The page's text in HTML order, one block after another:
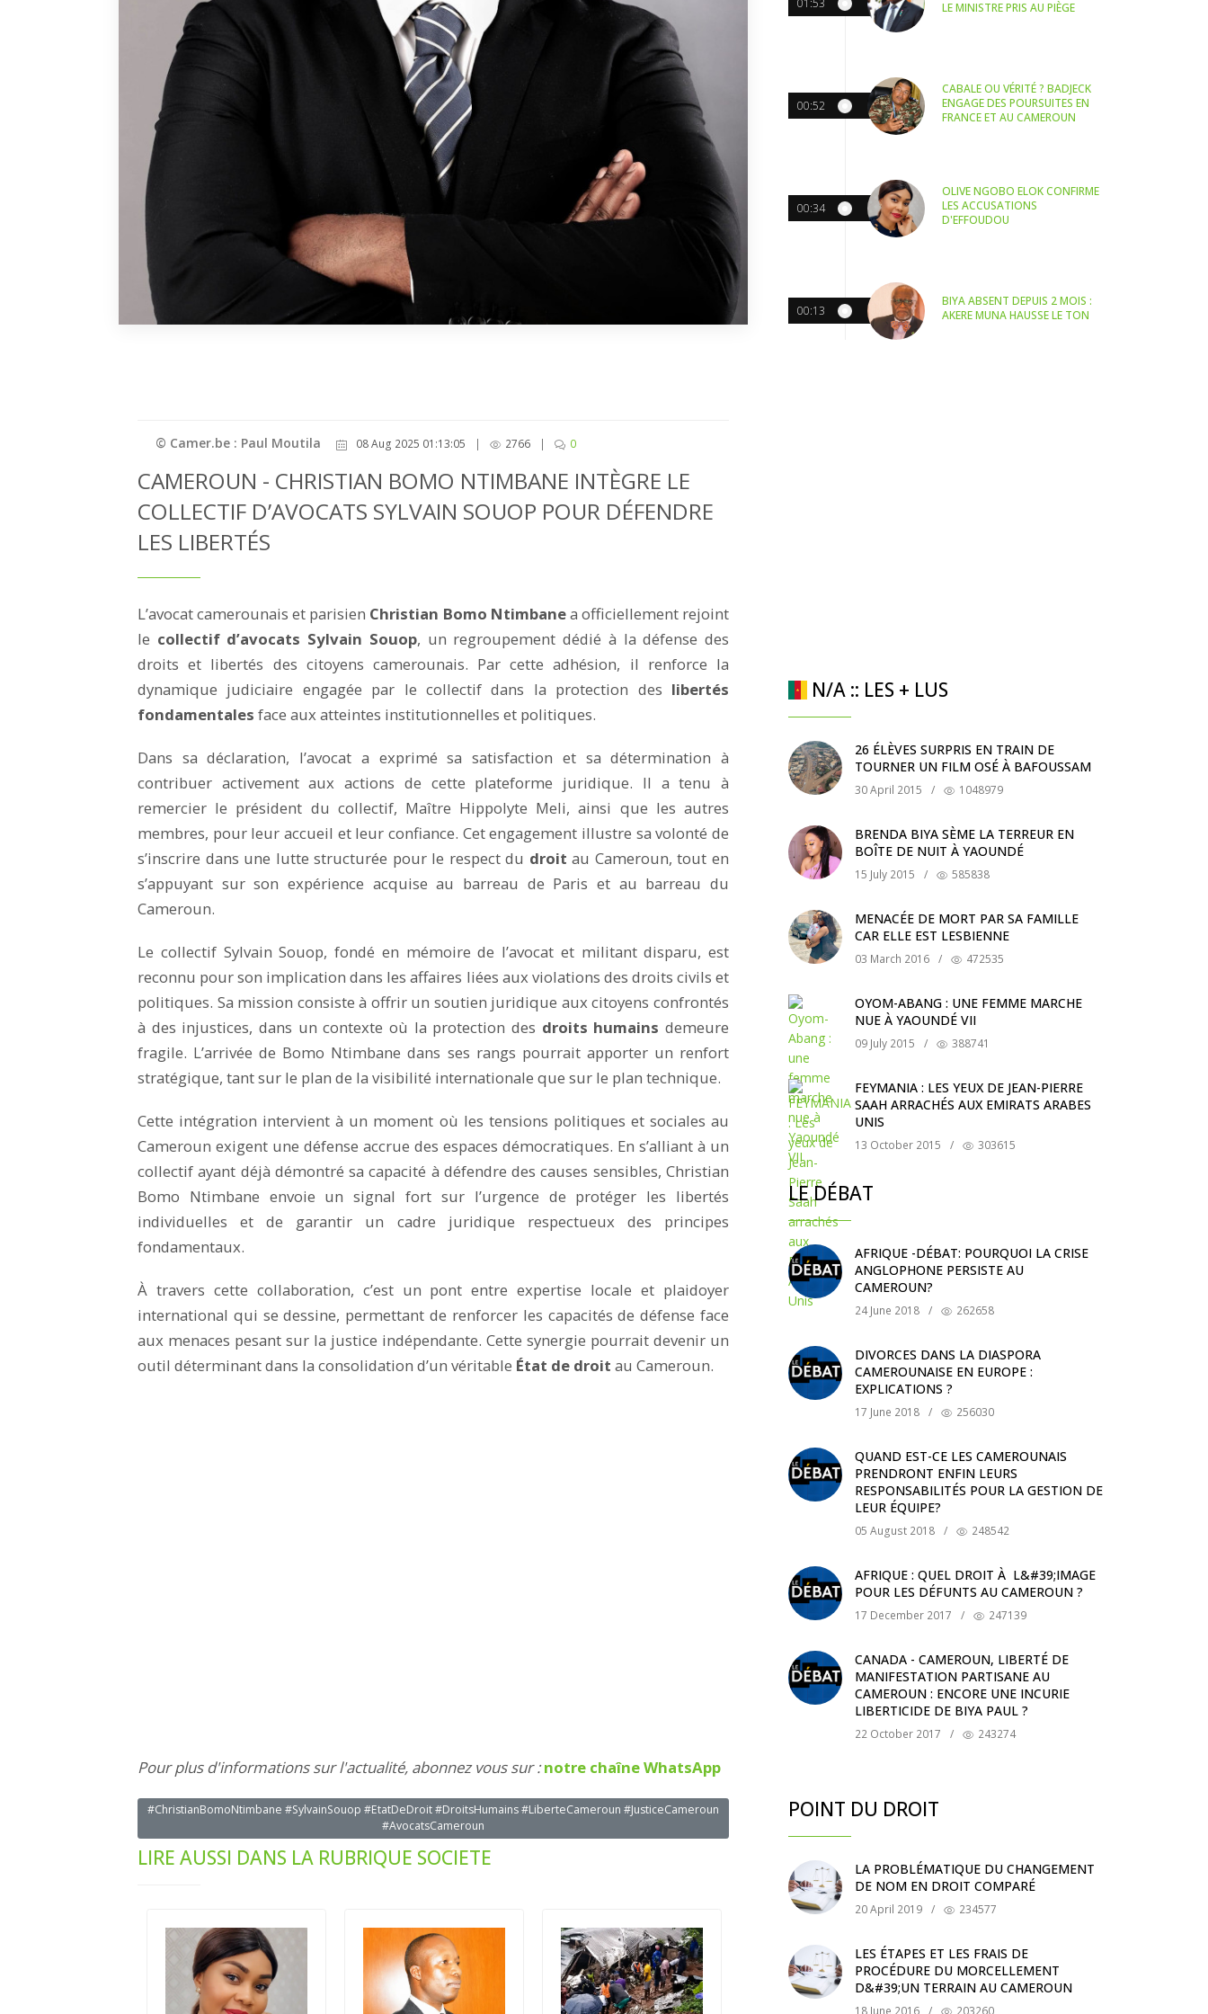
© Camer.be : Paul Moutila 08 Aug 2025 01:13:05 | 2766 | 0
CAMEROUN - CHRISTIAN BOMO NTIMBANE INTÈGRE LE
COLLECTIF D’AVOCATS SYLVAIN SOUOP POUR DÉFENDRE
LES LIBERTÉS
L’avocat camerounais et parisien Christian Bomo Ntimbanea officiellement rejoint
le collectif d’avocats Sylvain Souop, un regroupement dédié à la défense des
droits et libertés des citoyens camerounais. Par cette adhésion, il renforce la
dynamique judiciaire engagée par le collectif dans la protection des libertés
fondamentales face aux atteintes institutionnelles et politiques.
Dans sa déclaration, l’avocat a exprimé sa satisfaction et sa détermination à
contribuer activement aux actions de cette plateforme juridique. Il a tenu à
remercier le président du collectif, Maître Hippolyte Meli, ainsi que les autres
membres, pour leur accueil et leur confiance. Cet engagement illustre sa volonté de
s’inscrire dans une lutte structurée pour le respect du droit au Cameroun, tout en
s’appuyant sur son expérience acquise au barreau de Paris et au barreau du
Cameroun.
Le collectif Sylvain Souop, fondé en mémoire de l’avocat et militant disparu, est
reconnu pour son implication dans les affaires liées aux violations des droits civils et
politiques. Sa mission consiste à offrir un soutien juridique aux citoyens confrontés
à des injustices, dans un contexte où la protection des droits humains demeure
fragile. L’arrivée de Bomo Ntimbane dans ses rangs pourrait apporter un renfort
stratégique, tant sur le plan de la visibilité internationale que sur le plan technique.
Cette intégration intervient à un moment où les tensions politiques et sociales au
Cameroun exigent une défense accrue des espaces démocratiques. En s’alliant à un
collectif ayant déjà démontré sa capacité à défendre des causes sensibles, Christian
Bomo Ntimbane envoie un signal fort sur l’urgence de protéger les libertés
individuelles et de garantir un cadre juridique respectueux des principes
fondamentaux.
À travers cette collaboration, c’est un pont entre expertise locale et plaidoyer
international qui se dessine, permettant de renforcer les capacités de défense face
aux menaces pesant sur la justice indépendante. Cette synergie pourrait devenir un
outil déterminant dans la consolidation d’un véritable État de droit au Cameroun.
Pour plus d'informations sur l'actualité, abonnez vous sur :notre chaîne WhatsApp
#ChristianBomoNtimbane #SylvainSouop #EtatDeDroit #DroitsHumains #LiberteCameroun #JusticeCameroun
#AvocatsCameroun
LIRE AUSSI DANS LA RUBRIQUE SOCIETE
01:53
LE MINISTRE PRIS AU PIÈGE
00:52
CABALE OU VÉRITÉ ? BADJECK
ENGAGE DES POURSUITES EN
FRANCE ET AU CAMEROUN
00:34
OLIVE NGOBO ELOK CONFIRME
LES ACCUSATIONS
D'EFFOUDOU
00:13
BIYA ABSENT DEPUIS 2 MOIS :
AKERE MUNA HAUSSE LE TON
N/A :: LES + LUS
26 ÉLÈVES SURPRIS EN TRAIN DE
TOURNER UN FILM OSÉ À BAFOUSSAM
30 April 2015 / 1048979
BRENDA BIYA SÈME LA TERREUR EN
BOÎTE DE NUIT À YAOUNDÉ
15 July 2015 / 585838
MENACÉE DE MORT PAR SA FAMILLE
CAR ELLE EST LESBIENNE
03 March 2016 / 472535
OYOM-ABANG : UNE FEMME MARCHE
NUE À YAOUNDÉ VII
09 July 2015 / 388741
FEYMANIA : LES YEUX DE JEAN-PIERRE
SAAH ARRACHÉS AUX EMIRATS ARABES
UNIS
13 October 2015 / 303615
LE DÉBAT
AFRIQUE -DÉBAT: POURQUOI LA CRISE
ANGLOPHONE PERSISTE AU
CAMEROUN?
24 June 2018 / 262658
DIVORCES DANS LA DIASPORA
CAMEROUNAISE EN EUROPE :
EXPLICATIONS ?
17 June 2018 / 256030
QUAND EST-CE LES CAMEROUNAIS
PRENDRONT ENFIN LEURS
RESPONSABILITÉS POUR LA GESTION DE
LEUR ÉQUIPE?
05 August 2018 / 248542
AFRIQUE : QUEL DROIT À L&#39;IMAGE
POUR LES DÉFUNTS AU CAMEROUN ?
17 December 2017 / 247139
CANADA - CAMEROUN, LIBERTÉ DE
MANIFESTATION PARTISANE AU
CAMEROUN : ENCORE UNE INCURIE
LIBERTICIDE DE BIYA PAUL ?
22 October 2017 / 243274
POINT DU DROIT
LA PROBLÉMATIQUE DU CHANGEMENT
DE NOM EN DROIT COMPARÉ
20 April 2019 / 234577
LES ÉTAPES ET LES FRAIS DE
PROCÉDURE DU MORCELLEMENT
D&#39;UN TERRAIN AU CAMEROUN
18 June 2016 / 203260